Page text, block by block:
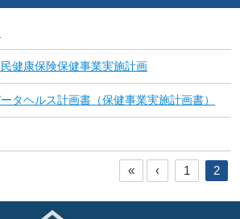
健康保険保健事業実施計画
タヘルス計画書（保健事業実施計画書）
« ‹ 1 2